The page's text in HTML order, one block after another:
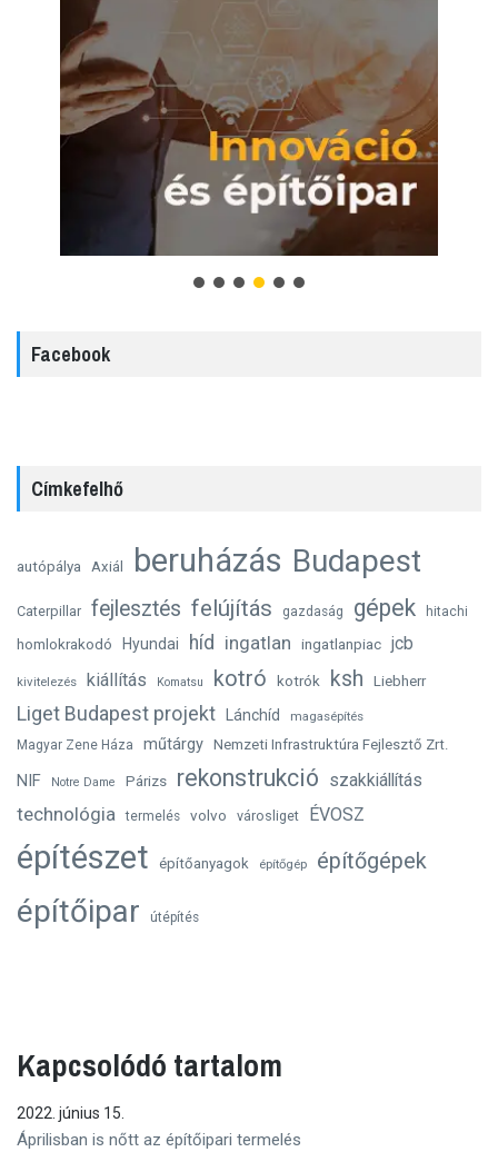
Facebook
Címkefelhő
autópálya Axiál beruházás Budapest
Caterpillar fejlesztés felújítás gazdaság gépek hitachi
homlokrakodó Hyundai híd ingatlan ingatlanpiac jcb
kivitelezés kiállítás Komatsu kotró kotrók ksh Liebherr
Liget Budapest projekt Lánchíd
magasépítés
Magyar Zene Háza
műtárgy Nemzeti Infrastruktúra Fejlesztő Zrt.
NIF Notre Dame Párizs rekonstrukció szakkiállítás
technológia termelés volvo városliget ÉVOSZ
építészet építőanyagok építőgép építőgépek
építőipar útépítés
Kapcsolódó tartalom
2022. június 15.
Áprilisban is nőtt az építőipari termelés